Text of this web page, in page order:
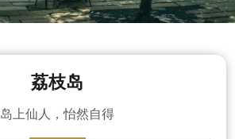
荔枝岛
岛上仙人，怡然自得